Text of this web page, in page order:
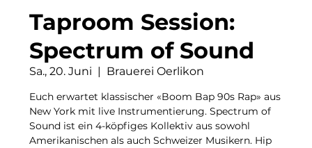
Taproom Session:
Spectrum of Sound
Sa., 20. Juni
  |
Brauerei Oerlikon
Euch erwartet klassischer «Boom Bap 90s Rap» aus
New York mit live Instrumentierung. Spectrum of
Sound ist ein 4-köpfiges Kollektiv aus sowohl
Amerikanischen als auch Schweizer Musikern. Hip